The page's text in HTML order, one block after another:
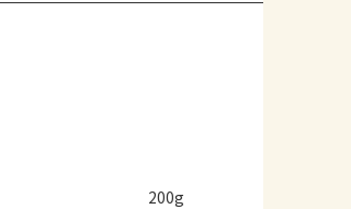
200g